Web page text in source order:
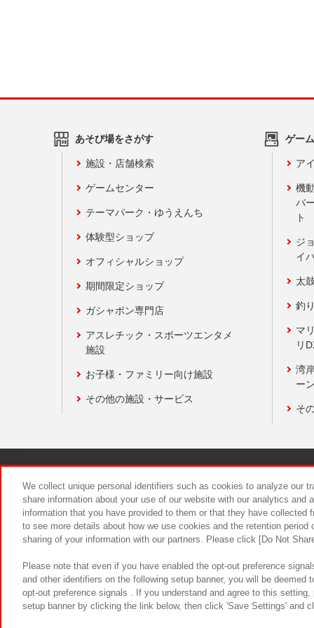
あそび場をさがす
施設・店舗検索
ゲームセンター
テーマパーク・ゆうえんち
体験型ショップ
オフィシャルショップ
期間限定ショップ
ガシャポン専門店
アスレチック・スポーツエンタメ
施設
お子様・ファミリー向け施設
その他の施設・サービス
ゲー
ア
機
バ
ト
ジ
イ
太
釣
マ
リ
湾
ー
そ
食品のご
We collect unique personal identifiers such as cookies to analyze our
share information about your use of our website with our analytics and
information that you have provided to them or that they have
to see more details about how we use cookies and the retention
sharing of your information with our partners. Please click [Do Not
Please note that even if you have enabled the opt-out preference
and other identifiers on the following setup banner, you will be
opt-out preference signals . If you understand and agree to this
setup banner by clicking the link below, then click 'Save Settings' and